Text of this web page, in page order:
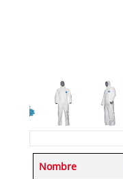
Nombre